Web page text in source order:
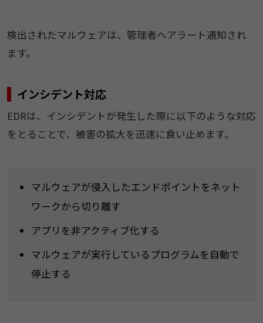
検出されたマルウェアは、管理者へアラート通知され
ます。
インシデント対応
EDRは、インシデントが発生した際に以下のような対応
をとることで、被害の拡大を迅速に食い止めます。
マルウェアが侵入したエンドポイントをネット
ワークから切り離す
アプリを非アクティブ化する
マルウェアが実行しているプログラムを自動で
停止する